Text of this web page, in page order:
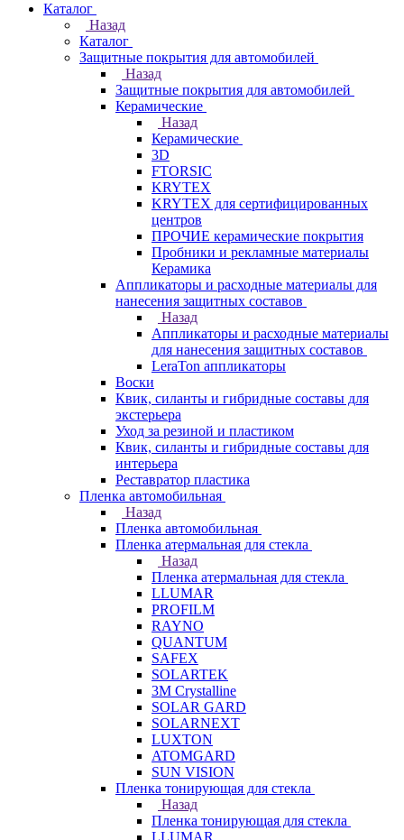
Каталог
Назад
Каталог
Защитные покрытия для автомобилей
Назад
Защитные покрытия для автомобилей
Керамические
Назад
Керамические
3D
FTORSIC
KRYTEX
KRYTEX для сертифицированных
центров
ПРОЧИЕ керамические покрытия
Пробники и рекламные материалы
Керамика
Аппликаторы и расходные материалы для
нанесения защитных составов
Назад
Аппликаторы и расходные материалы
для нанесения защитных составов
LeraTon аппликаторы
Воски
Квик, силанты и гибридные составы для
экстерьера
Уход за резиной и пластиком
Квик, силанты и гибридные составы для
интерьера
Реставратор пластика
Пленка автомобильная
Назад
Пленка автомобильная
Пленка атермальная для стекла
Назад
Пленка атермальная для стекла
LLUMAR
PROFILM
RAYNO
QUANTUM
SAFEX
SOLARTEK
3M Crystalline
SOLAR GARD
SOLARNEXT
LUXTON
ATOMGARD
SUN VISION
Пленка тонирующая для стекла
Назад
Пленка тонирующая для стекла
LLUMAR